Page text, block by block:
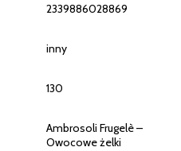
2339886028869
inny
130
Ambrosoli Frugelè –
Owocowe żelki